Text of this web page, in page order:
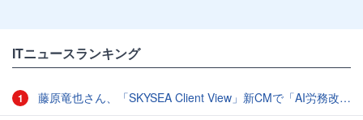
ITニュースランキング
1 藤原竜也さん、「SKYSEA Client View」新CMで「AI労務改善」をアピール 働き方をAIが分析したら「すぐに休んで」と言われる？